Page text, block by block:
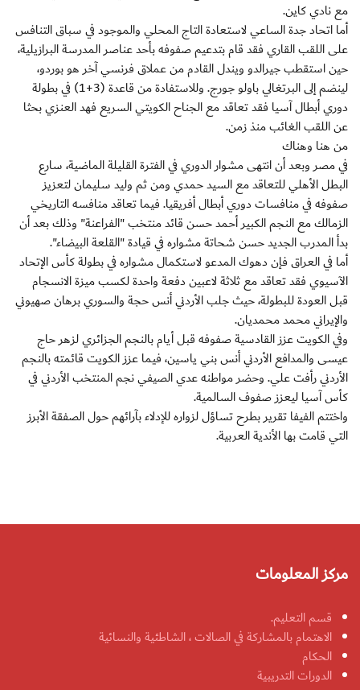
مع نادي كاين.
أما اتحاد جدة الساعي لاستعادة التاج المحلي والموجود في سباق التنافس
على اللقب القاري فقد قام بتدعيم صفوفه بأحد عناصر المدرسة البرازيلية،
حين استقطب جيرالدو ويندل القادم من عملاق فرنسي آخر هو بوردو،
لينضم إلى البرتغالي باولو جورج. وللاستفادة من قاعدة (3+1) في بطولة
دوري أبطال آسيا فقد تعاقد مع الجناح الكويتي السريع فهد العنزي بحثا
عن اللقب الغائب منذ زمن.
من هنا وهناك
في مصر وبعد أن انتهى مشوار الدوري في الفترة القليلة الماضية، سارع
البطل الأهلي للتعاقد مع السيد حمدي ومن ثم وليد سليمان لتعزيز
صفوفه في منافسات دوري أبطال أفريقيا. فيما تعاقد منافسه التاريخي
الزمالك مع النجم الكبير أحمد حسن قائد منتخب "الفراعنة" وذلك بعد أن
بدأ المدرب الجديد حسن شحاتة مشواره في قيادة "القلعة البيضاء".
أما في العراق فإن دهوك المدعو لاستكمال مشواره في بطولة كأس الإتحاد
الآسيوي فقد تعاقد مع ثلاثة لاعبين دفعة واحدة لكسب ميزة الانسجام
قبل العودة للبطولة، حيث جلب الأردني أنس حجة والسوري برهان صهيوني
والإيراني محمد محمديان.
وفي الكويت عزز القادسية صفوفه قبل أيام بالنجم الجزائري لزهر حاج
عيسى والمدافع الأردني أنس بني ياسين، فيما عزز الكويت قائمته بالنجم
الأردني رأفت علي. وحضر مواطنه عدي الصيفي نجم المنتخب الأردني في
كأس آسيا ليعزز صفوف السالمية.
واختتم الفيفا تقرير بطرح تساؤل لزواره للإدلاء بآرائهم حول الصفقة الأبرز
التي قامت بها الأندية العربية.
مركز المعلومات
قسم التعليم.
الاهتمام بالمشاركة في الصالات ، الشاطئية والنسائية
الحكام
الدورات التدريبية